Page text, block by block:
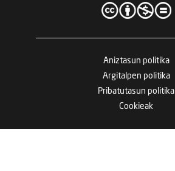
Aniztasun politika
Argitalpen politika
Pribatutasun politika
Cookieak